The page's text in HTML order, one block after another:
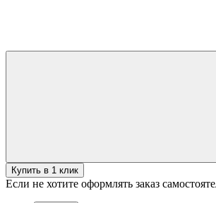
Купить в 1 клик
Если не хотите оформлять заказ